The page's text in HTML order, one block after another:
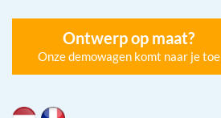
Ontwerp op maat?
Onze demowagen komt naar je toe